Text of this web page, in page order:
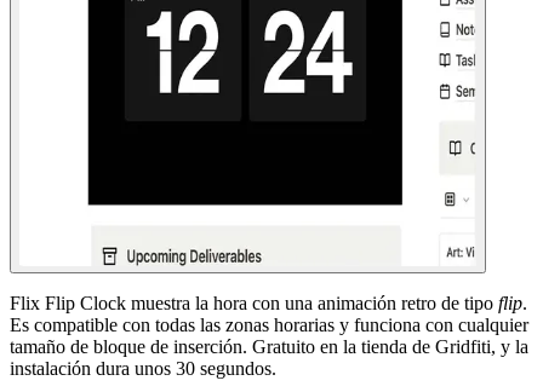
Flix Flip Clock muestra la hora con una animación retro de tipo flip.
Es compatible con todas las zonas horarias y funciona con cualquier
tamaño de bloque de inserción. Gratuito en la tienda de Gridfiti, y la
instalación dura unos 30 segundos.